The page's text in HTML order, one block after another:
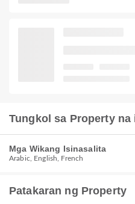
Tungkol sa Property na
Mga Wikang Isinasalita
Arabic, English, French
Patakaran ng Property